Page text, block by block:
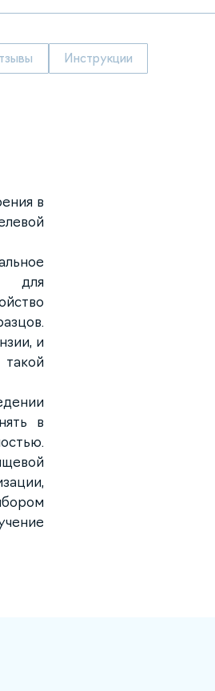
Инструкции
в
для
и
в